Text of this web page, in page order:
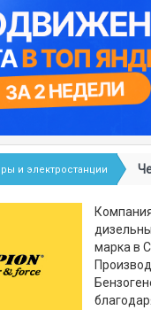
и электростанции
марка в